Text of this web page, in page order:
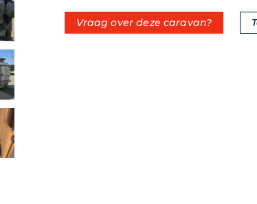
Vraag over deze caravan?